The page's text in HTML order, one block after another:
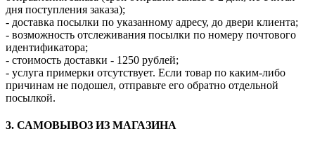
дня поступления заказа);
- доставка посылки по указанному адресу, до двери клиента;
- возможность отслеживания посылки по номеру почтового
идентификатора;
- стоимость доставки - 1250 рублей;
- услуга примерки отсутствует. Если товар по каким-либо
причинам не подошел, отправьте его обратно отдельной
посылкой.
3. САМОВЫВОЗ ИЗ МАГАЗИНА